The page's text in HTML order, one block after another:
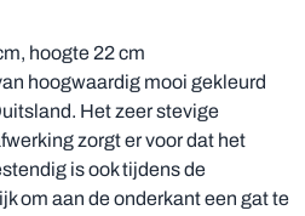
hoogte 22 cm
hoogwaardig mooi gekleurd
Het zeer stevige
zorgt er voor dat het
is ook tijdens de
om aan de onderkant een gat te